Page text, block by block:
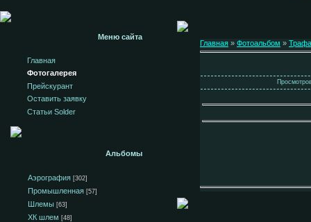
Меню сайта
Главная
Фотогалерея
Прейскурант
Оставить заявку
Статьи Solder
Альбомы
Аэрография [302]
Промышленная [57]
Шлемы [63]
ХК шлем [48]
Главная » Фотоальбом »